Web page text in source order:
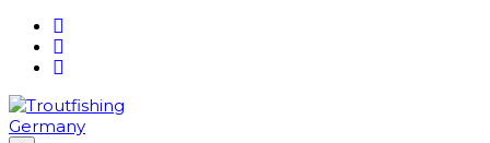
Skip
content